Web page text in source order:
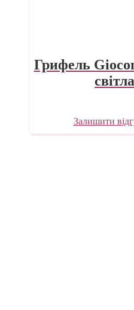
Грифель
Залишити